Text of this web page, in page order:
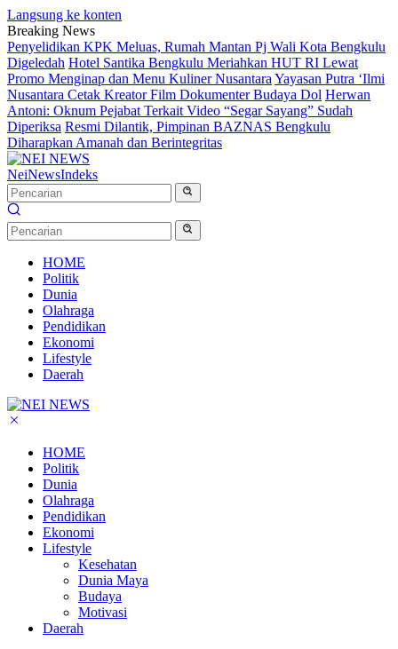
Langsung ke konten
Breaking News
Penyelidikan KPK Meluas, Rumah Mantan Pj Wali Kota Bengkulu
Digeledah Hotel Santika Bengkulu Meriahkan HUT RI Lewat
Promo Menginap dan Menu Kuliner Nusantara Yayasan Putra ‘Ilmi
Nusantara Cetak Kreator Film Dokumenter Budaya Dol Herwan
Antoni: Oknum Pejabat Terkait Video “Segar Sayang” Sudah
Diperiksa Resmi Dilantik, Pimpinan BAZNAS Bengkulu
Diharapkan Amanah dan Berintegritas
NeiNewsIndeks
HOME
Politik
Dunia
Olahraga
Pendidikan
Ekonomi
Lifestyle
Daerah
HOME
Politik
Dunia
Olahraga
Pendidikan
Ekonomi
Lifestyle
Kesehatan
Dunia Maya
Budaya
Motivasi
Daerah